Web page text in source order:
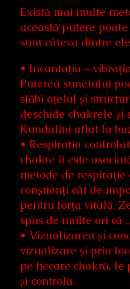
Există mai multe
această putere
sunt câteva dintre
• Incantația –
Puterea sunetului
slăbi oțelul și
deschide chakrele și
Kundalini aflat la
• Respirația
chakre îi este
metode de
conștienți cât de
pentru forța vitală.
spus de multe ori că
• Vizualizarea și
vizualizare și prin
pe fiecare chakră, le
și controla.